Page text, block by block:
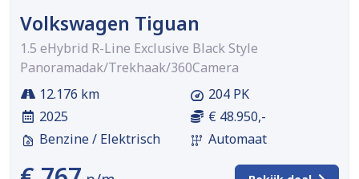
Volkswagen Tiguan
1.5 eHybrid R-Line Exclusive Black Style
Panoramadak/Trekhaak/360Camera
12.176 km
2025
Benzine / Elektrisch
204 PK
€ 48.950,-
Automaat